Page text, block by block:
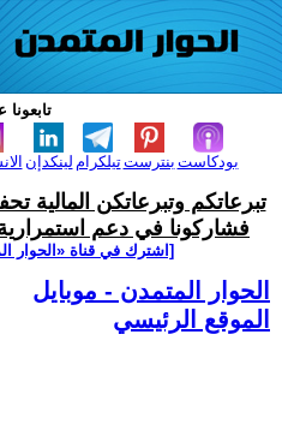
تابعونا
لينكدإن تيلكرامبنترست بودكاست
تبرعاتكم وتبرعاتكن المالية
فشاركونا في دعم
[اشترك في قناة ‫«الحوار
الحوار المتمدن - موبايل
الموقع الرئيسي